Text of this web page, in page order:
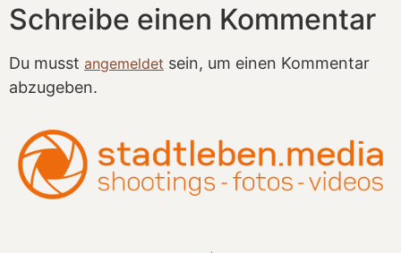
Schreibe einen Kommentar
Du musst angemeldet sein, um einen Kommentar
abzugeben.